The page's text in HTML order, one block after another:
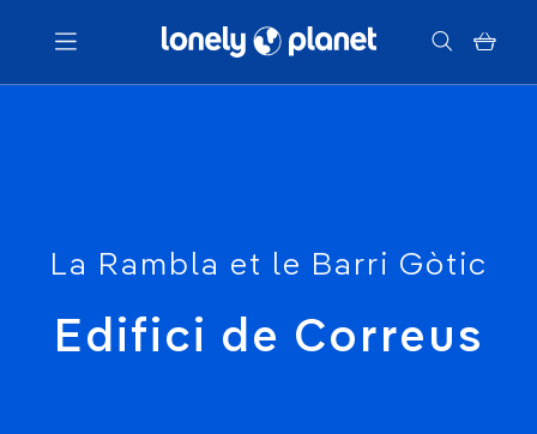
Menu
La Rambla et le Barri Gòtic
Edifici de Correus